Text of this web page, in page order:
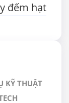
đếm hạt
KỸ THUẬT